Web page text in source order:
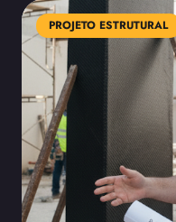
PROJETO ESTRUTURAL